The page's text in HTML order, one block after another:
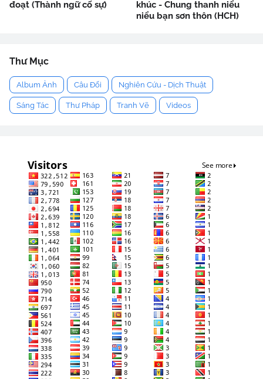
đoạt (Thành ngữ cố sự)
khúc - Chung thanh niểu
niểu bạn sơn thôn (HCH)
Thư Mục
Album Ảnh Câu Đối Nghiên Cứu - Dịch Thuật
Sáng Tác Thư Pháp Tranh Vẽ Videos